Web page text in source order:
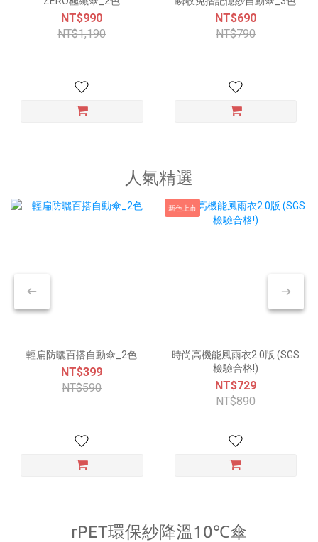
NT$990
NT$1,190
NT$690
NT$790
人氣精選
輕扁防曬百搭自動傘_2色
NT$399
NT$590
新色上市
時尚高機能風雨衣2.0版 (SGS
檢驗合格!)
NT$729
NT$890
rPET環保紗降溫10℃傘